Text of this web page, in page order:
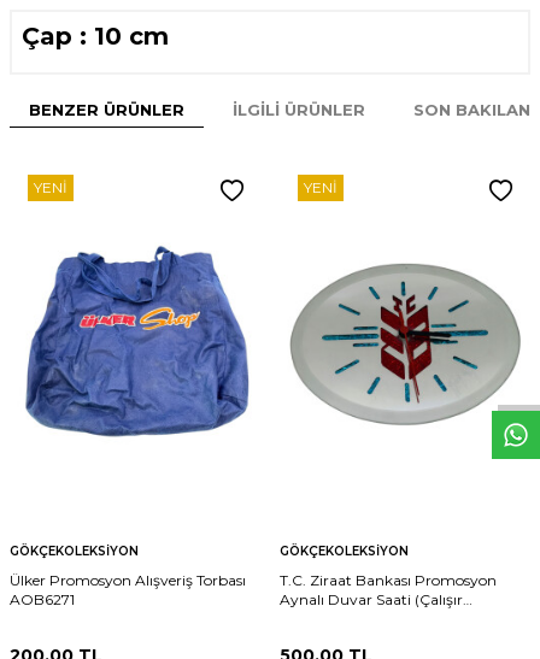
W
h
t
s
p
p
D
e
s
e
H
a
t
t
Çap : 10 cm
BENZER ÜRÜNLER İLGILI ÜRÜNLER SON
YENI
GÖKÇEKOLEKSIYON
Ülker Promosyon Alışveriş Torbası
AOB6271
YENI
GÖKÇEKOLEKSIYON
T.C. Ziraat Bankası Promosyon
Aynalı Duvar Saati (Çalışır